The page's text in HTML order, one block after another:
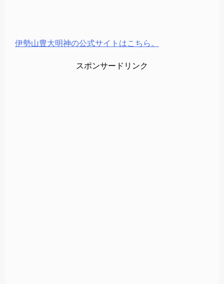
伊勢山豊大明神の公式サイトはこちら。
スポンサードリンク